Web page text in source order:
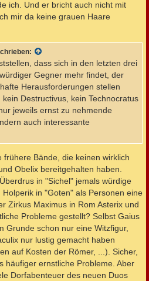
ich. Und er bricht auch nicht mit
mir da keine grauen Haare
dass sich in den letzten drei
Gegner mehr findet, der
Herausforderungen stellen
Destructivus, kein Technocratus
jeweils ernst zu nehmende
auch interessante
frühere Bände, die keinen wirklich
Obelix bereitgehalten haben.
in "Sichel" jemals würdige
in "Goten" als Personen eine
Zirkus Maximus in Rom Asterix und
Probleme gestellt? Selbst Gaius
Grunde schon nur eine Witzfigur,
nur lustig gemacht haben
auf Kosten der Römer, ...). Sicher,
häufiger ernstliche Probleme. Aber
Dorfabenteuer des neuen Duos